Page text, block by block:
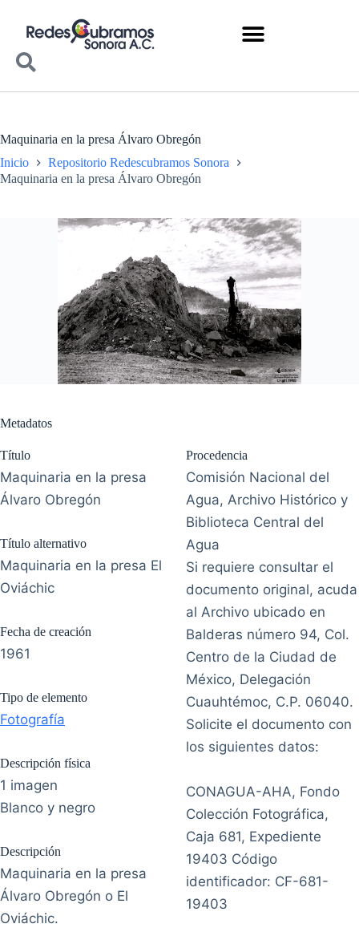
Maquinaria en la presa Álvaro Obregón
Inicio
Repositorio Redescubramos Sonora
Maquinaria en la presa Álvaro Obregón
Metadatos
Título
Maquinaria en la presa
Álvaro Obregón
Título alternativo
Maquinaria en la presa El
Oviáchic
Fecha de creación
1961
Tipo de elemento
Fotografía
Descripción física
1 imagen
Blanco y negro
Descripción
Maquinaria en la presa
Álvaro Obregón o El
Oviáchic.
Procedencia
Comisión Nacional del
Agua, Archivo Histórico y
Biblioteca Central del
Agua
Si requiere consultar el
documento original, acuda
al Archivo ubicado en
Balderas número 94, Col.
Centro de la Ciudad de
México, Delegación
Cuauhtémoc, C.P. 06040.
Solicite el documento con
los siguientes datos:
CONAGUA-AHA, Fondo
Colección Fotográfica,
Caja 681, Expediente
19403 Código
identificador: CF-681-
19403